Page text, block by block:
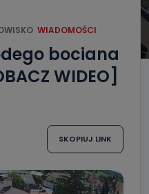
WIADOMOŚCI
bociana
WIDEO]
SKOPIUJ LINK